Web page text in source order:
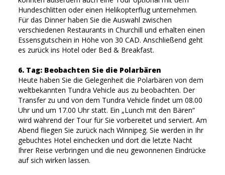
Hundeschlitten oder einen Helikopterflug unternehmen.
Für das Dinner haben Sie die Auswahl zwischen
verschiedenen Restaurants in Churchill und erhalten einen
Essensgutschein in Höhe von 30 CAD. Anschließend geht
es zurück ins Hotel oder Bed & Breakfast.
6. Tag: Beobachten Sie die Polarbären
Heute haben Sie die Gelegenheit die Polarbären von dem
weltbekannten Tundra Vehicle aus zu beobachten. Der
Transfer zu und von dem Tundra Vehicle findet um 08.00
Uhr und um 17.00 Uhr statt. Ein „Lunch mit den Bären“
wird während der Tour für Sie vorbereitet und serviert. Am
Abend fliegen Sie zurück nach Winnipeg. Sie werden in Ihr
gebuchtes Hotel einchecken und dort die letzte Nacht
Ihrer Reise verbringen und die neu gewonnenen Eindrücke
auf sich wirken lassen.